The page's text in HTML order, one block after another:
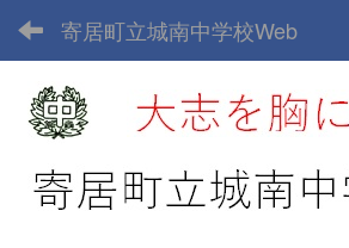
寄居町立城南中学校Web